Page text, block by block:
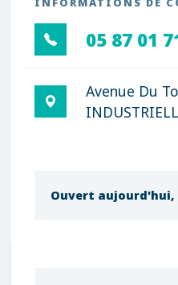
05 87 01
Avenue Du
Ouvert aujourd'hui,